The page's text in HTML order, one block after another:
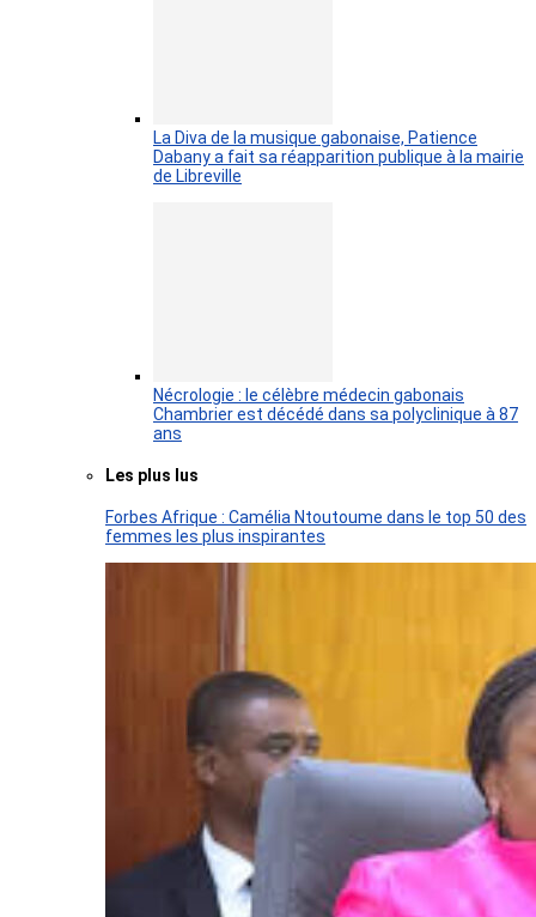
La Diva de la musique gabonaise, Patience
Dabany a fait sa réapparition publique à la mairie
de Libreville
Nécrologie : le célèbre médecin gabonais
Chambrier est décédé dans sa polyclinique à 87
ans
Les plus lus
Forbes Afrique : Camélia Ntoutoume dans le top 50 des
femmes les plus inspirantes